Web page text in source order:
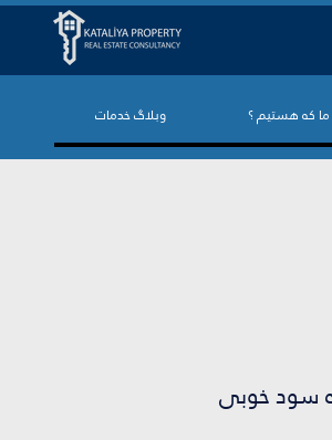
ما که هستیم ؟ وبلاگ خدمات
سود خوبی